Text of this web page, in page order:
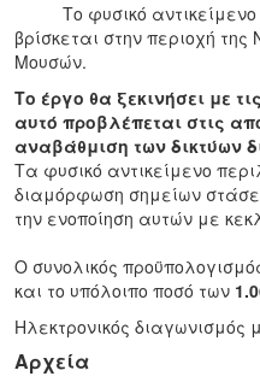
Το φυσικό αντικείμενο
βρίσκεται στην περιοχή
Μουσών.
Το έργο θα ξεκινήσει με
αυτό προβλέπεται στις
αναβάθμιση των δικτύων
Τα φυσικό αντικείμενο
διαμόρφωση σημείων
την ενοποίηση αυτών με
Ο συνολικός
και το υπόλοιπο ποσό των
Ηλεκτρονικός
Αρχεία